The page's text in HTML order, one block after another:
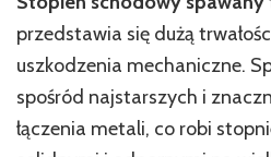
przedstawia się dużą
uszkodzenia mechaniczne.
spośród najstarszych i
łączenia metali, co robi